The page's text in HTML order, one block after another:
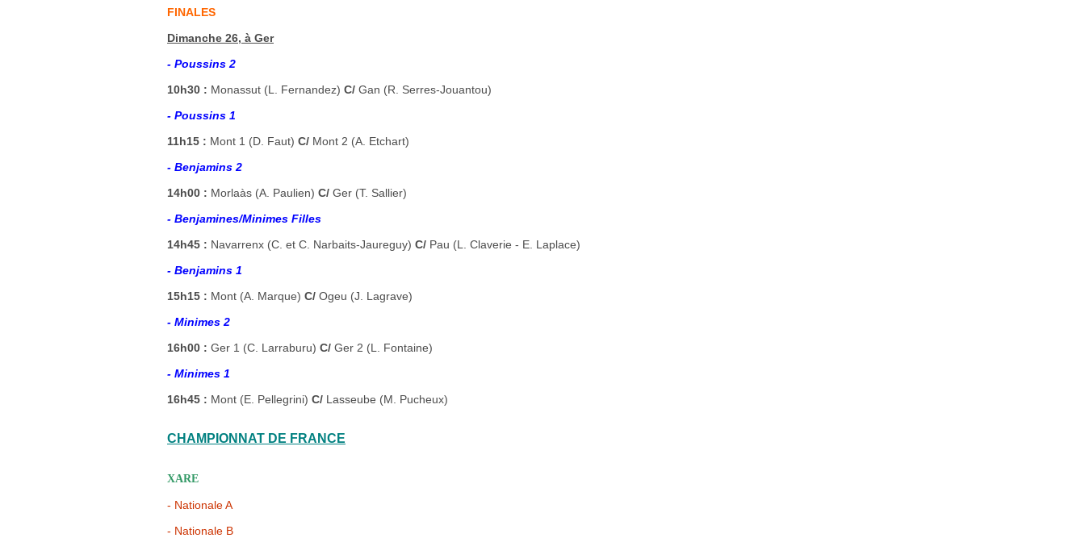
FINALES
Dimanche 26, à Ger
- Poussins 2
10h30 : Monassut (L. Fernandez) C/ Gan (R. Serres-Jouantou)
- Poussins 1
11h15 : Mont 1 (D. Faut) C/ Mont 2 (A. Etchart)
- Benjamins 2
14h00 : Morlaàs (A. Paulien) C/ Ger (T. Sallier)
- Benjamines/Minimes Filles
14h45 : Navarrenx (C. et C. Narbaits-Jaureguy) C/ Pau (L. Claverie - E. Laplace)
- Benjamins 1
15h15 : Mont (A. Marque) C/ Ogeu (J. Lagrave)
- Minimes 2
16h00 : Ger 1 (C. Larraburu) C/ Ger 2 (L. Fontaine)
- Minimes 1
16h45 : Mont (E. Pellegrini) C/ Lasseube (M. Pucheux)
CHAMPIONNAT DE FRANCE
XARE
- Nationale A
- Nationale B